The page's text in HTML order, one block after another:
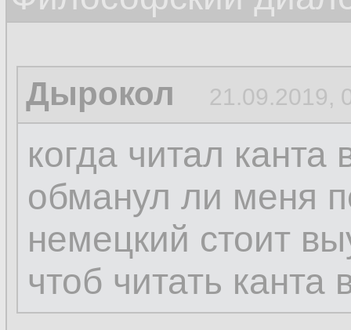
Дырокол 21.09.2019,
когда читал
обманул ли меня
немецкий стоит
чтоб читать канта